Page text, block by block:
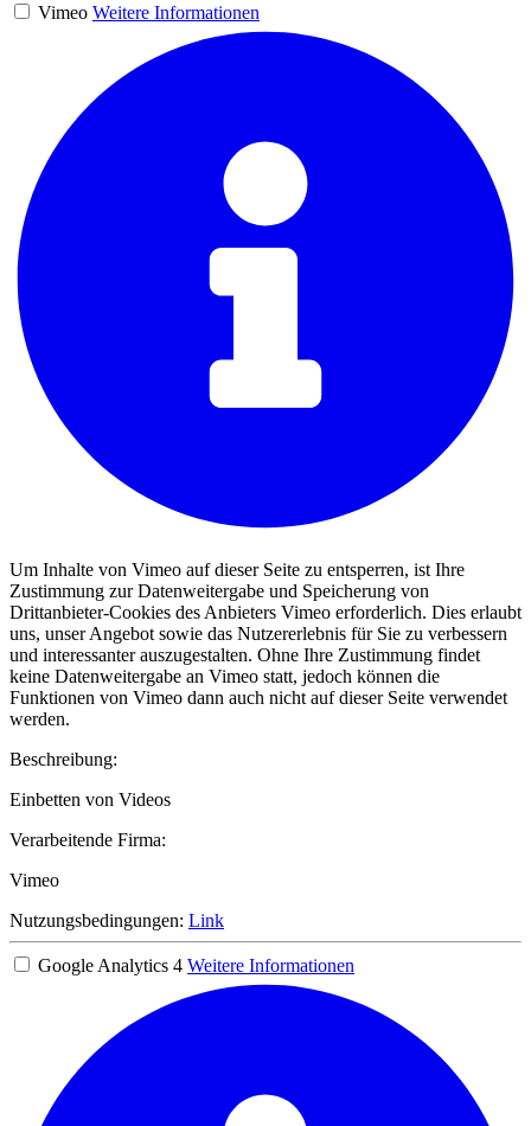
Vimeo Weitere Informationen
Um Inhalte von Vimeo auf dieser Seite zu entsperren, ist Ihre
Zustimmung zur Datenweitergabe und Speicherung von
Drittanbieter-Cookies des Anbieters Vimeo erforderlich. Dies erlaubt
uns, unser Angebot sowie das Nutzererlebnis für Sie zu verbessern
und interessanter auszugestalten. Ohne Ihre Zustimmung findet
keine Datenweitergabe an Vimeo statt, jedoch können die
Funktionen von Vimeo dann auch nicht auf dieser Seite verwendet
werden.
Beschreibung:
Einbetten von Videos
Verarbeitende Firma:
Vimeo
Nutzungsbedingungen: Link
Google Analytics 4 Weitere Informationen